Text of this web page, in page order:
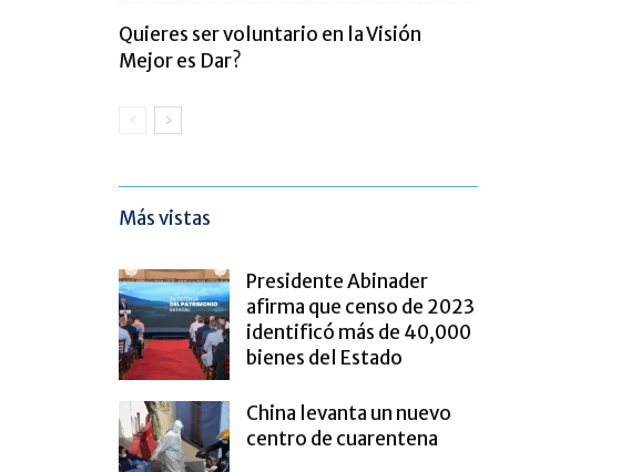
Quieres ser voluntario en la Visión
Mejor es Dar?
Más vistas
Presidente Abinader
afirma que censo de 2023
identificó más de 40,000
bienes del Estado
China levanta un nuevo
centro de cuarentena